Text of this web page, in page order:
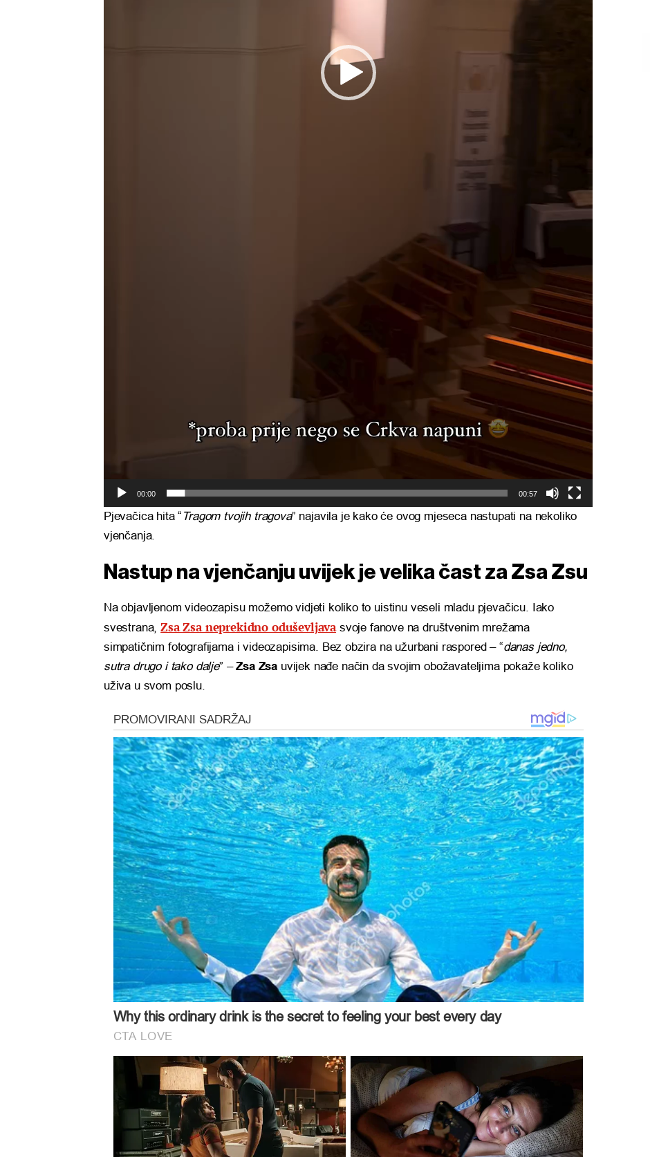
00:00 00:57
Pjevačica hita “ Tragom tvojih tragova” najavila je kako će ovog mjeseca nastupati na nekoliko
vjenčanja.
Nastup na vjenčanju uvijek je velika čast za Zsa Zsu
Na objavljenom videozapisu možemo vidjeti koliko to uistinu veseli mladu pjevačicu. Iako
svestrana,Zsa Zsa neprekidno oduševljavasvoje fanove na društvenim mrežama
simpatičnim fotografijama i videozapisima. Bez obzira na užurbani raspored – “danas jedno,
sutra drugo i tako dalje” –Zsa Zsa uvijek nađe način da svojim obožavateljima pokaže koliko
uživa u svom poslu.